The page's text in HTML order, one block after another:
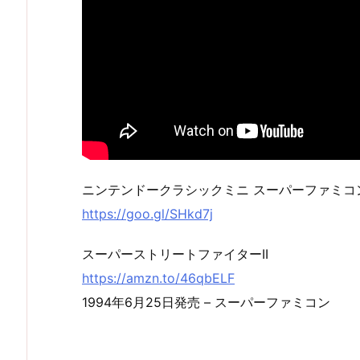
ニンテンドークラシックミニ スーパーファミコ
https://goo.gl/SHkd7j
スーパーストリートファイターII
https://amzn.to/46qbELF
1994年6月25日発売 – スーパーファミコン